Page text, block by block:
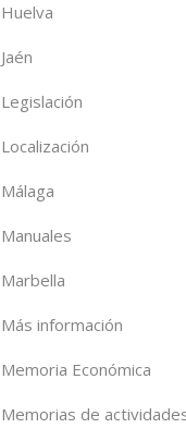
Huelva
Jaén
Legislación
Localización
Málaga
Manuales
Marbella
Más información
Memoria Económica
Memorias de